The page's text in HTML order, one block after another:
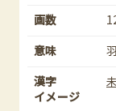
画数
意味
漢字
イメージ